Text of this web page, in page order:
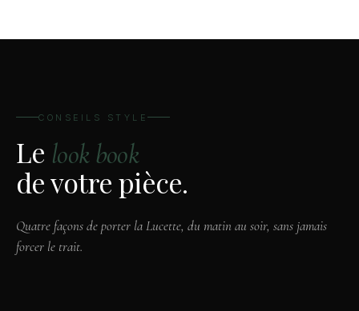
CONSEILS STYLE
Le look book
de votre pièce.
Quatre façons de porter la Lucette, du matin au soir, sans jamais
forcer le trait.